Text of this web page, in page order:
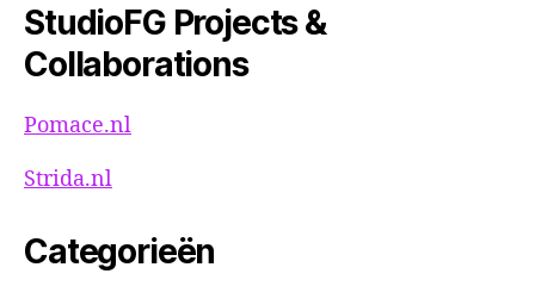
StudioFG Projects &
Collaborations
Pomace.nl
Strida.nl
Categorieën